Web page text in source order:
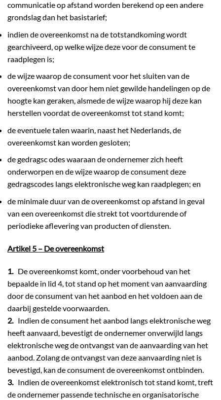
communicatie op afstand worden berekend op een andere
grondslag dan het basistarief;
indien de overeenkomst na de totstandkoming wordt
gearchiveerd, op welke wijze deze voor de consument te
raadplegen is;
de wijze waarop de consument voor het sluiten van de
overeenkomst van door hem niet gewilde handelingen op de
hoogte kan geraken, alsmede de wijze waarop hij deze kan
herstellen voordat de overeenkomst tot stand komt;
de eventuele talen waarin, naast het Nederlands, de
overeenkomst kan worden gesloten;
de gedragsc odes waaraan de ondernemer zich heeft
onderworpen en de wijze waarop de consument deze
gedragscodes langs elektronische weg kan raadplegen; en
de minimale duur van de overeenkomst op afstand in geval
van een overeenkomst die strekt tot voortdurende of
periodieke aflevering van producten of diensten.
Artikel 5 – De overeenkomst
1. De overeenkomst komt, onder voorbehoud van het
bepaalde in lid 4, tot stand op het moment van aanvaarding
door de consument van het aanbod en het voldoen aan de
daarbij gestelde voorwaarden.
2. Indien de consument het aanbod langs elektronische weg
heeft aanvaard, bevestigt de ondernemer onverwijld langs
elektronische weg de ontvangst van de aanvaarding van het
aanbod. Zolang de ontvangst van deze aanvaarding niet is
bevestigd, kan de consument de overeenkomst ontbinden.
3. Indien de overeenkomst elektronisch tot stand komt, treft
de ondernemer passende technische en organisatorische